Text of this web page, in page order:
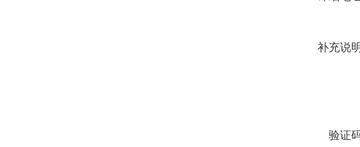
补充说
验证